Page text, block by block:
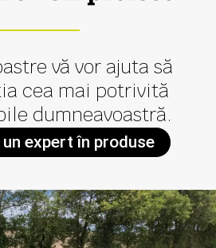
vă vor ajuta să
cea mai potrivită
dumneavoastră.
expert în produse